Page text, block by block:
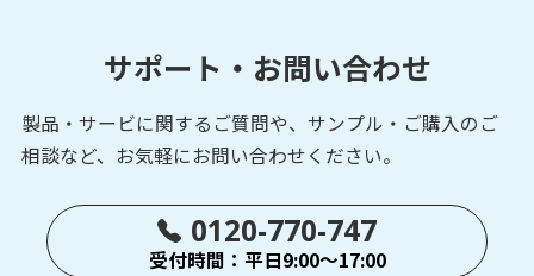
サポート・お問い合わせ
製品・サービに関するご質問や、サンプル・ご購入の ご
相談など、お気軽にお問い合わせください。
0120-770-747
受付時間：平日9:00～17:00